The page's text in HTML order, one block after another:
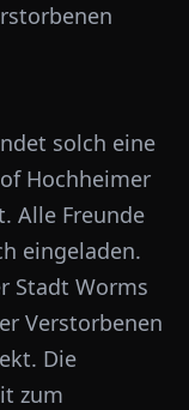
solch eine
Hochheimer
Alle Freunde
eingeladen.
Stadt Worms
Verstorbenen
Die
zum